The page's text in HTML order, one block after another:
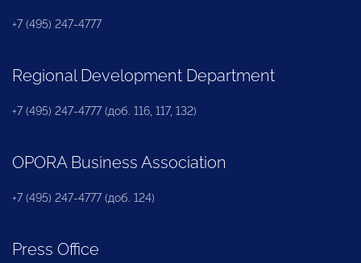
+7 (495) 247-4777
Regional Development Department
+7 (495) 247-4777 (доб. 116, 117, 132)
OPORA Business Association
+7 (495) 247-4777 (доб. 124)
Press Office